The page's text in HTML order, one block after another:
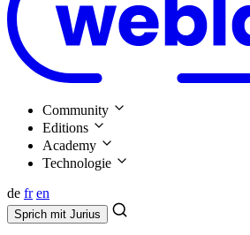
Community
Editions
Academy
Technologie
de fr en
Sprich mit Jurius